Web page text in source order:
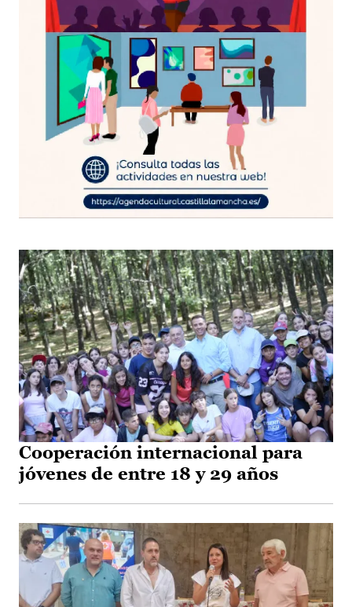
Cooperación internacional para
jóvenes de entre 18 y 29 años